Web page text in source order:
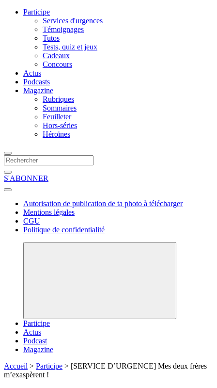
Participe
Services d'urgences
Témoignages
Tutos
Tests, quiz et jeux
Cadeaux
Concours
Actus
Podcasts
Magazine
Rubriques
Sommaires
Feuilleter
Hors-séries
Héroïnes
S'ABONNER
Autorisation de publication de ta photo à télécharger
Mentions légales
CGU
Politique de confidentialité
Participe
Actus
Podcast
Magazine
Accueil > Participe > [SERVICE D’URGENCE] Mes deux frères
m’exaspèrent !